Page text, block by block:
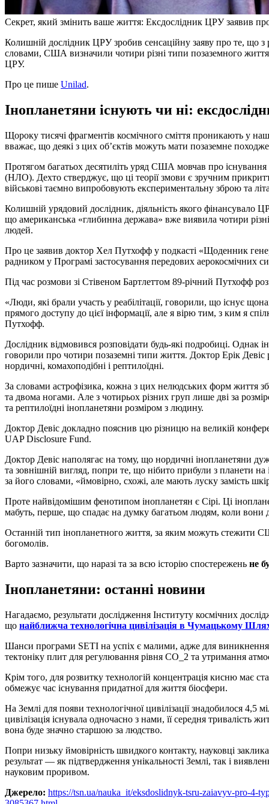
Секрет, який змінить ваше життя: Ексдослідник ЦРУ заявив
Колишній дослідник ЦРУ зробив сенсаційну заяву про те,
словами, США визначили чотири різні типи позаземного
ЦРУ.
Про це пише Unilad.
Інопланетяни існують чи ні:
Щороку тисячі фрагментів космічного сміття проникають у
вважає, що деякі з цих об’єктів можуть мати позаземне
Протягом багатьох десятиліть уряд США мовчав про існування
(НЛО). Дехто стверджує, що ці теорії змови є зручним
військові таємно випробовують експериментальну зброю та
Колишній урядовий дослідник, діяльність якого фінансувало
що американська «глибинна держава» вже виявила чотири
людей.
Про це заявив доктор Хел Путхофф у подкасті «Щоденник
радником у Програмі застосування передових аерокосмічних
Під час розмови зі Стівеном Бартлеттом 89-річний Путхофф
«Люди, які брали участь у реабілітації, говорили, що існує
прямого доступу до цієї інформації, але я вірю тим, з ким я
Путхофф.
Дослідник відмовився розповідати будь-які подробиці. Однак
говорили про чотири позаземні типи життя. Доктор Ерік Девіс
нордичні, комахоподібні і рептилоїдні.
За словами астрофізика, кожна з цих нелюдських форм життя
та двома ногами. Але з чотирьох різних груп лише дві за
та рептилоїдні інопланетяни розміром з людину.
Доктор Девіс докладно пояснив цю різницю на великій
UAP Disclosure Fund.
Доктор Девіс наполягає на тому, що нордичні інопланетяни
та зовнішній вигляд, попри те, що нібито прибули з планети
за його словами, «ймовірно, схожі, але мають луску замість
Проте найвідомішим фенотипом інопланетян є Сірі. Ці
мабуть, перше, що спадає на думку багатьом людям, коли вони
Останній тип інопланетного життя, за яким можуть стежити
богомолів.
Варто зазначити, що наразі та за всю історію спостережень не
Інопланетяни: останні новини
Нагадаємо, результати дослідження Інституту космічних
що найближча технологічна цивілізація в Чумацькому
Шанси програми SETI на успіх є малими, адже для
тектоніку плит для регулювання рівня CO_2 та утримання
Крім того, для розвитку технологій концентрація кисню має
обмежує час існування придатної для життя біосфери.
На Землі для появи технологічної цивілізації знадобилося 4,5
цивілізація існувала одночасно з нами, її середня тривалість
вона буде значно старшою за людство.
Попри низьку ймовірність швидкого контакту, науковці
результат — як підтвердження унікальності Землі, так і
науковим проривом.
Джерело: https://tsn.ua/nauka_it/eksdoslidnyk-tsru-zaiavyv-pro-4-